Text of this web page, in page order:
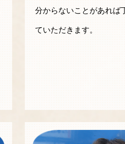
分からないことがあれば
ていただきます。